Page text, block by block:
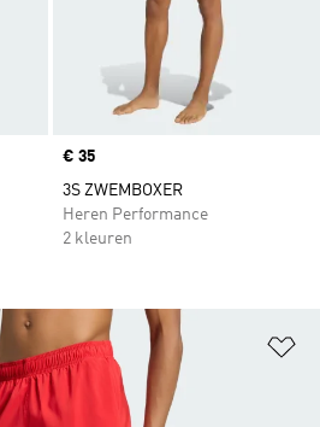
Price
€ 35
3S ZWEMBOXER
Heren Performance
2 kleuren